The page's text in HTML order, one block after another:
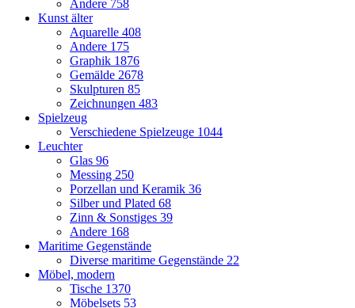
Andere 758
Kunst älter
Aquarelle 408
Andere 175
Graphik 1876
Gemälde 2678
Skulpturen 85
Zeichnungen 483
Spielzeug
Verschiedene Spielzeuge 1044
Leuchter
Glas 96
Messing 250
Porzellan und Keramik 36
Silber und Plated 68
Zinn & Sonstiges 39
Andere 168
Maritime Gegenstände
Diverse maritime Gegenstände 22
Möbel, modern
Tische 1370
Möbelsets 53